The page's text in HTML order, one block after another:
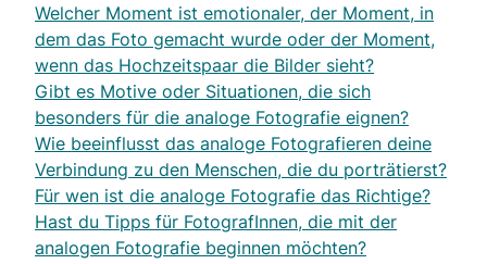
Welcher Moment ist emotionaler, der Moment, in
dem das Foto gemacht wurde oder der Moment,
wenn das Hochzeitspaar die Bilder sieht?
Gibt es Motive oder Situationen, die sich
besonders für die analoge Fotografie eignen?
Wie beeinflusst das analoge Fotografieren deine
Verbindung zu den Menschen, die du porträtierst?
Für wen ist die analoge Fotografie das Richtige?
Hast du Tipps für FotografInnen, die mit der
analogen Fotografie beginnen möchten?